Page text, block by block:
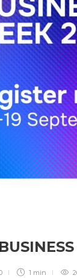
1 min